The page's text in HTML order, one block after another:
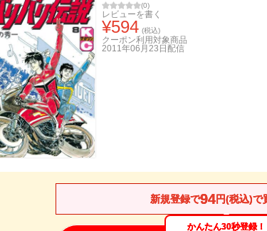
(0)
レビューを書く
¥594 (税込)
クーポン利用対象商品
2011年06月23日 配信
新規登録で94円(税込)で
かんたん30秒登録！